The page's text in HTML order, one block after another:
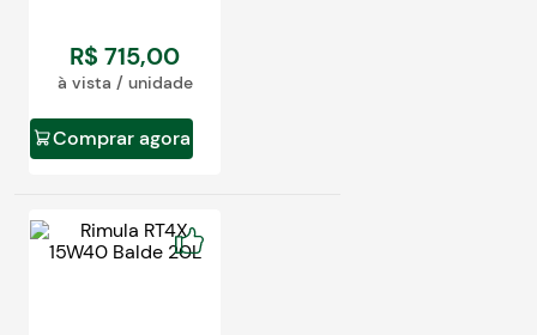
R$ 715,00
à vista / unidade
Comprar agora